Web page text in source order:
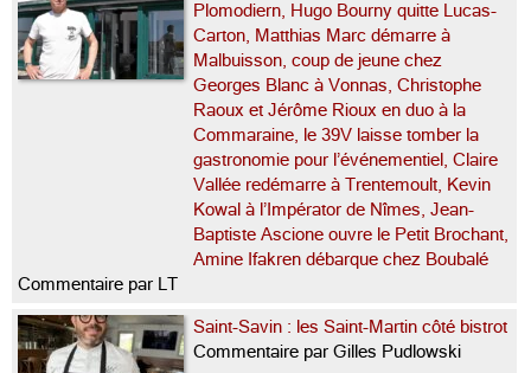
Plomodiern, Hugo Bourny quitte Lucas-
Carton, Matthias Marc démarre à
Malbuisson, coup de jeune chez
Georges Blanc à Vonnas, Christophe
Raoux et Jérôme Rioux en duo à la
Commaraine, le 39V laisse tomber la
gastronomie pour l’événementiel, Claire
Vallée redémarre à Trentemoult, Kevin
Kowal à l’Impérator de Nîmes, Jean-
Baptiste Ascione ouvre le Petit Brochant,
Amine Ifakren débarque chez Boubalé
Commentaire par LT
Saint-Savin : les Saint-Martin côté bistrot
Commentaire par Gilles Pudlowski